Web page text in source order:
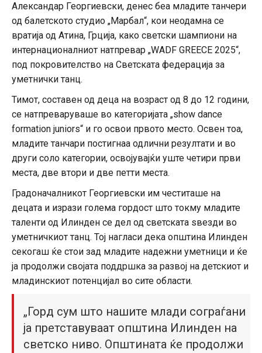
Александар Георгиевски, денес беа младите танчери
од балетското студио „Марбал“, кои неодамна се
вратија од Атина, Грција, како светски шампиони на
интернационалниот натпревар „WADF GREECE 2025“,
под покровителство на Светската федерација за
уметнички танц.
Тимот, составен од деца на возраст од 8 до 12 години,
се натпреваруваше во категоријата „show dance
formation juniors“ и го освои првото место. Освен тоа,
младите танчари постигнаа одлични резултати и во
други соло категории, освојувајќи уште четири први
места, две втори и две петти места.
Градоначалникот Георгиевски им честиташе на
децата и изрази голема гордост што токму младите
таленти од Илинден се дел од светската ѕвезди во
уметничкиот танц. Тој нагласи дека општина Илинден
секогаш ќе стои зад младите надежни уметници и ќе
ја продолжи својата поддршка за развој на детскиот и
младинскиот потенцијал во сите области.
„Горд сум што нашите млади сограѓани
ја претставуваат општина Илинден на
светско ниво. Општината ќе продолжи